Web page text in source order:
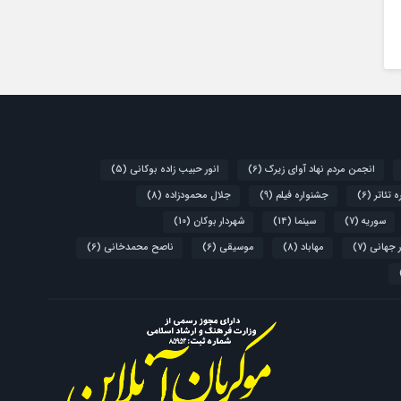
انجمن مردم نهاد آوای زیرک (6) انور حبیب زاده بوکانی (5)
تئاتر (6) جشنواره فیلم (9) جلال محمودزاده (8)
سوریه (7) سینما (14) شهردار بوکان (10)
جهانی (7) مهاباد (8) موسیقی (6) ناصح محمدخانی (6)